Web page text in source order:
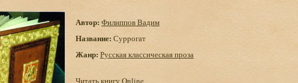
Автор: Филиппов Вадим
Название: Суppогат
Жанр: Русская классическая проза
Читать книгу Online